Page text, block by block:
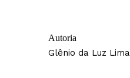
Autoria
Glênio da Luz Lima